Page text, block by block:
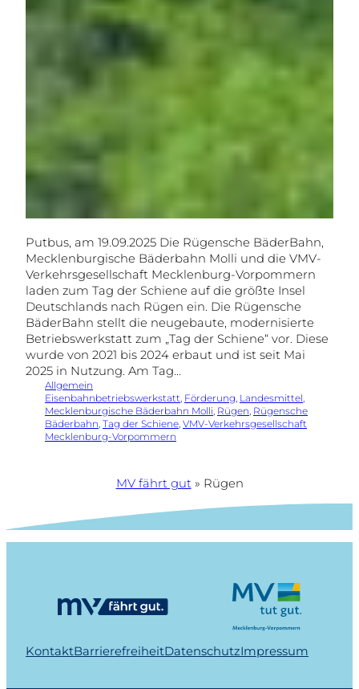
Putbus, am 19.09.2025 Die Rügensche BäderBahn,
Mecklenburgische Bäderbahn Molli und die VMV-
Verkehrsgesellschaft Mecklenburg-Vorpommern
laden zum Tag der Schiene auf die größte Insel
Deutschlands nach Rügen ein. Die Rügensche
BäderBahn stellt die neugebaute, modernisierte
Betriebswerkstatt zum „Tag der Schiene“ vor. Diese
wurde von 2021 bis 2024 erbaut und ist seit Mai
2025 in Nutzung. Am Tag…
Allgemein
Eisenbahnbetriebswerkstatt, Förderung, Landesmittel
Mecklenburgische Bäderbahn Molli, Rügen, Rügensche
Bäderbahn, Tag der Schiene, VMV-Verkehrsgesellschaft
Mecklenburg-Vorpommern
MV fährt gut» Rügen
KontaktBarrierefreiheitDatenschutzImpressum